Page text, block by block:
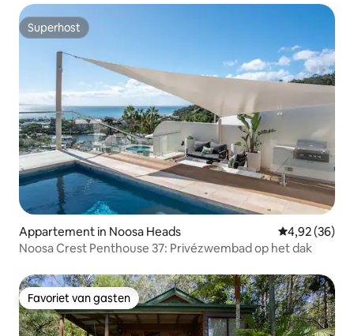
Superhost
Superhost
Appartement in Noosa Heads Gemiddelde
4,92 (36)
Noosa Crest Penthouse 37: Privézwembad op het dak
Favoriet van gasten
Favoriet van gasten